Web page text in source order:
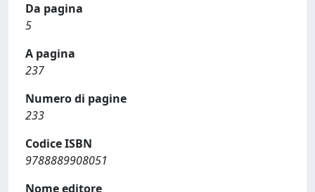
Da pagina
5
A pagina
237
Numero di pagine
233
Codice ISBN
9788889908051
Nome editore